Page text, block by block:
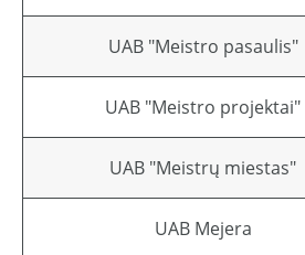
UAB "Meistro pasaulis"
UAB "Meistro projektai"
UAB "Meistrų miestas"
UAB Mejera